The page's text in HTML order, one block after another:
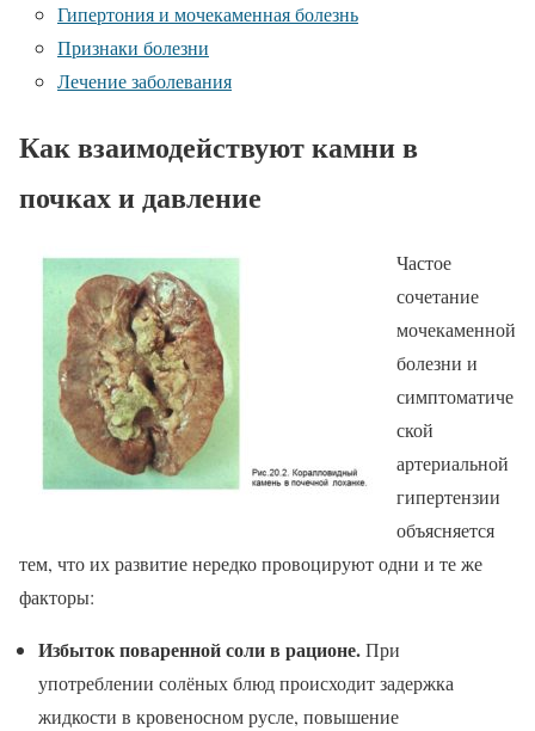
Гипертония и мочекаменная болезнь
Признаки болезни
Лечение заболевания
Как взаимодействуют камни в
почках и давление
Частое
сочетание
мочекаменной
болезни и
симптоматиче
ской
артериальной
гипертензии
объясняется
тем, что их развитие нередко провоцируют одни и те же
факторы:
Избыток поваренной соли в рационе.При
употреблении солёных блюд происходит задержка
жидкости в кровеносном русле, повышение